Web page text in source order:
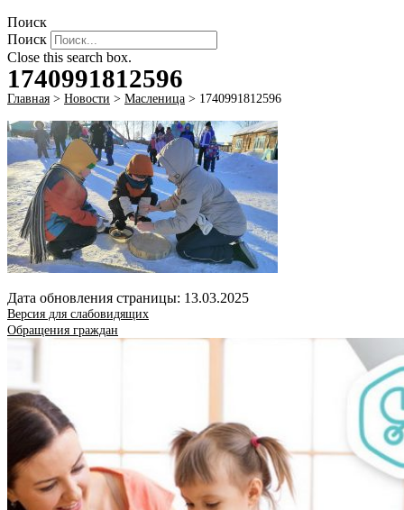
Поиск
Поиск
Close this search box.
1740991812596
Главная > Новости > Масленица > 1740991812596
Дата обновления страницы: 13.03.2025
Версия для слабовидящих
Обращения граждан